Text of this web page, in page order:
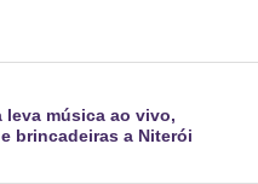
leva música ao vivo,
brincadeiras a Niterói